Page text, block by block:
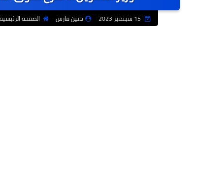
حنين فارس الصفحة الرئيسية